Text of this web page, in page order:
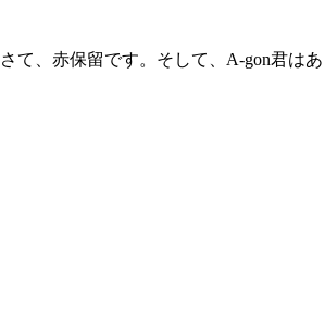
さて、赤保留です。そして、A-gon君はあ